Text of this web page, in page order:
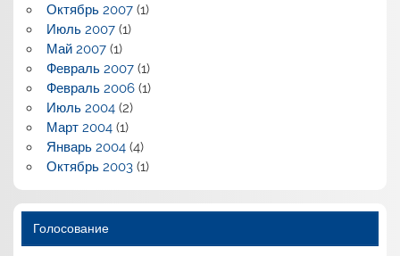
Октябрь 2007(1)
Июль 2007(1)
Май 2007(1)
Февраль 2007(1)
Февраль 2006(1)
Июль 2004(2)
Март 2004(1)
Январь 2004(4)
Октябрь 2003(1)
Голосование